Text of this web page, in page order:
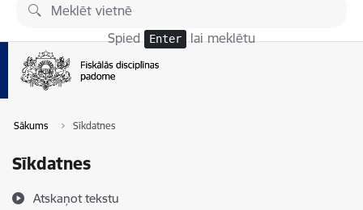
Pāriet uz lapas saturu
Spied Enter lai meklētu
Sākums Sīkdatnes
Sīkdatnes
Atskaņot tekstu